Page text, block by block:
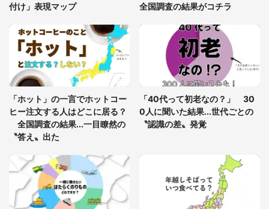
っ暗な道で遭難状態。なんとか見つけた民家に助け
を求めると、住人の男性が...」
「孫にあげると思って、あなたにこれをあげる」
真夏の山道で見知らぬお婆さんに握らされたもの
（山口県・30代女性）
付け」表現マップ
全国調査の結果がコチラ
「ホット」の一言でホットコー
ヒー注文する人はどこに居る？
全国調査の結果...一目瞭然の
〝答え〟出た
「40代って初老なの？」 30
0人に聞いた結果...世代ごとの
〝認識の差〟発覚